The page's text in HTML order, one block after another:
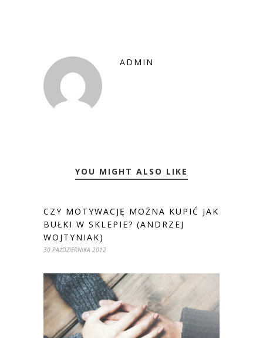
ADMIN
YOU MIGHT ALSO LIKE
CZY MOTYWACJĘ MOŻNA KUPIĆ JAK
BUŁKI W SKLEPIE? (ANDRZEJ
WOJTYNIAK)
30 PAŹDZIERNIKA 2012